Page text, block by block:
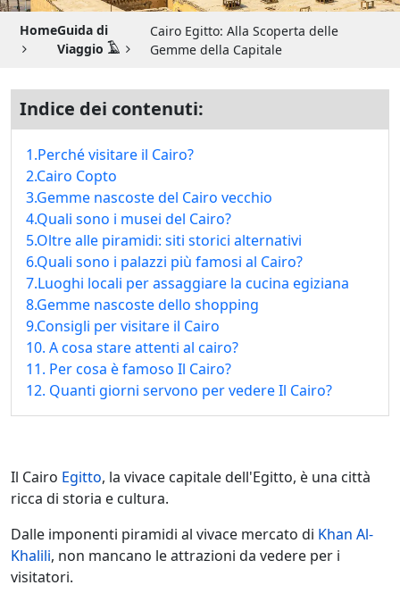
Guida di Viaggio 𓉔
Guida di Viaggio Giordania
HomeGuida di
Viaggio 𓄿
Cairo Egitto: Alla Scoperta delle
Gemme della Capitale
Indice dei contenuti:
1.Perché visitare il Cairo?
2.Cairo Copto
3.Gemme nascoste del Cairo vecchio
4.Quali sono i musei del Cairo?
5.Oltre alle piramidi: siti storici alternativi
6.Quali sono i palazzi più famosi al Cairo?
7.Luoghi locali per assaggiare la cucina egiziana
8.Gemme nascoste dello shopping
9.Consigli per visitare il Cairo
10. A cosa stare attenti al cairo?
11. Per cosa è famoso Il Cairo?
12. Quanti giorni servono per vedere Il Cairo?
Il Cairo Egitto, la vivace capitale dell'Egitto, è una città
ricca di storia e cultura.
Dalle imponenti piramidi al vivace mercato di Khan Al-
Khalili, non mancano le attrazioni da vedere per i
visitatori.